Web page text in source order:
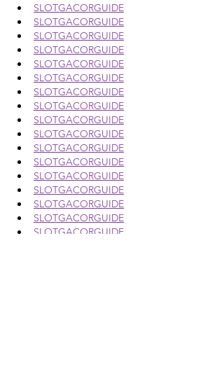
SLOTGACORGUIDE
SLOTGACORGUIDE
SLOTGACORGUIDE
SLOTGACORGUIDE
SLOTGACORGUIDE
SLOTGACORGUIDE
SLOTGACORGUIDE
SLOTGACORGUIDE
SLOTGACORGUIDE
SLOTGACORGUIDE
SLOTGACORGUIDE
SLOTGACORGUIDE
SLOTGACORGUIDE
SLOTGACORGUIDE
SLOTGACORGUIDE
SLOTGACORGUIDE
SLOTGACORGUIDE